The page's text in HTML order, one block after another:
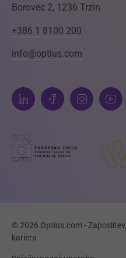
Borovec 2, 1236 Trzin
+386 1 8100 200
info@optius.com
© 2026 Optius.com -
kariera